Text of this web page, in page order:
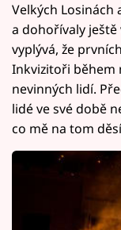
Velkých Losinách
a dohořívaly ještě
vyplývá, že
Inkvizitoři během
nevinných lidí.
lidé ve své době
co mě na tom